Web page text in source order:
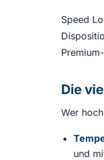
Speed
Die
Wer
und